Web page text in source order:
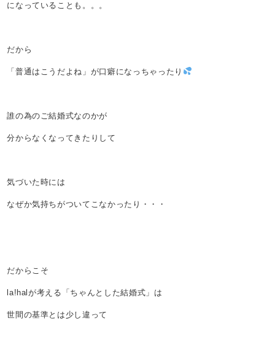
になっていることも。。。
だから
「普通はこうだよね」が口癖になっちゃったり
誰の為のご結婚式なのかが
分からなくなってきたりして
気づいた時には
なぜか気持ちがついてこなかったり・・・
だからこそ
la!halが考える「ちゃんとした結婚式」は
世間の基準とは少し違って